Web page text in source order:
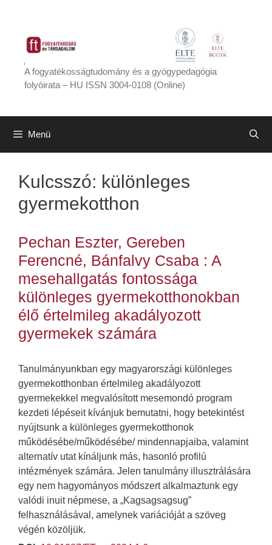
tartalomba
A fogyatékosságtudomány és a gyógypedagógia
folyóirata – HU ISSN 3004-0108 (Online)
Menü
Kulcsszó: különleges
gyermekotthon
Pechan Eszter, Gereben
Ferencné, Bánfalvy Csaba : A
mesehallgatás fontossága
különleges gyermekotthonokban
élő értelmileg akadályozott
gyermekek számára
Tanulmányunkban egy magyarországi különleges
gyermekotthonban értelmileg akadályozott
gyermekekkel megvalósított mesemondó program
kezdeti lépéseit kívánjuk bemutatni, hogy betekintést
nyújtsunk a különleges gyermekotthonok
működésébe/működésébe/ mindennapjaiba, valamint
alternatív utat kínáljunk más, hasonló profilú
intézmények számára. Jelen tanulmány illusztrálására
egy nem hagyományos módszert alkalmaztunk egy
valódi inuit népmese, a „Kagsagsagsug”
felhasználásával, amelynek variációját a szöveg
végén közöljük.